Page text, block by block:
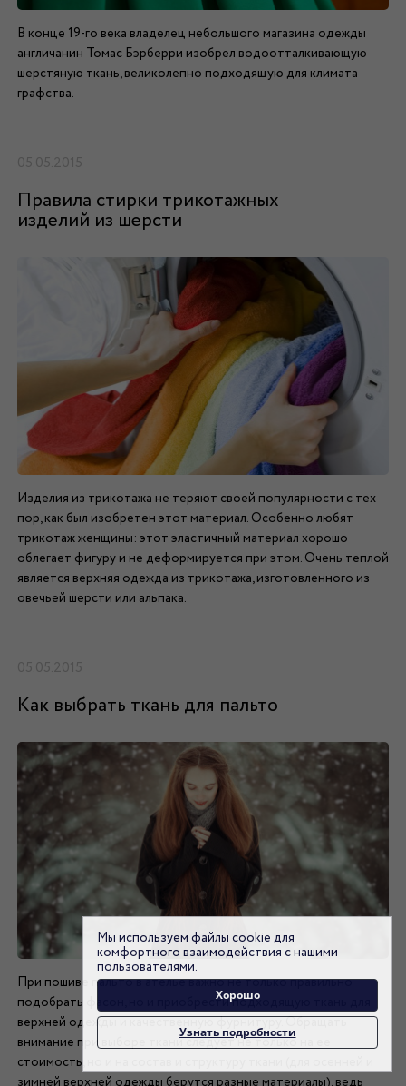
В конце 19-го века владелец небольшого магазина одежды
англичанин Томас Бэрберри изобрел водоотталкивающую
шерстяную ткань, великолепно подходящую для климата
графства.
05.05.2015
Правила стирки трикотажных
изделий из шерсти
Изделия из трикотажа не теряют своей популярности с тех
пор, как был изобретен этот материал. Особенно любят
трикотаж женщины: этот эластичный материал хорошо
облегает фигуру и не деформируется при этом. Очень теплой
является верхняя одежда из трикотажа, изготовленного из
овечьей шерсти или альпака.
05.05.2015
Как выбрать ткань для пальто
При пошиве пальто в ателье важно не только правильно
подобрать фасон, но и приобрести подходящую ткань для
верхней одежды и качественную фурнитуру. Обращать
внимание при выборе ткани следует не только на ее
стоимость, но и на состав и структуру ткани (для осенней и
Мы используем файлы cookie для
комфортного взаимодействия с нашими
пользователями.
Хорошо
Узнать подробности